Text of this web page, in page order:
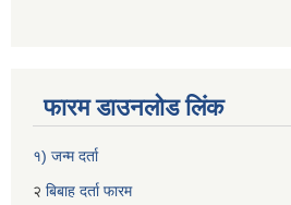
फारम डाउनलोड लिंक
१) जन्म दर्ता
२ बिबाह दर्ता फारम